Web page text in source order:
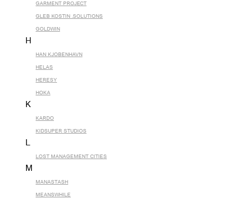
GARMENT PROJECT
GLEB KOSTIN .SOLUTIONS
GOLDWIN
H
HAN KJOBENHAVN
HELAS
HERESY
HOKA
K
KARDO
KIDSUPER STUDIOS
L
LOST MANAGEMENT CITIES
M
MANASTASH
MEANSWHILE